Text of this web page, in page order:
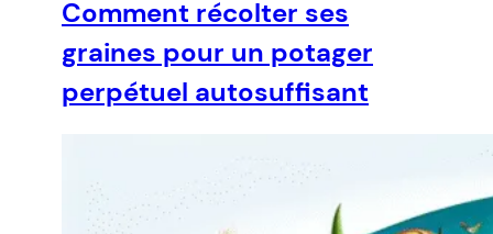
Comment récolter ses
graines pour un potager
perpétuel autosuffisant